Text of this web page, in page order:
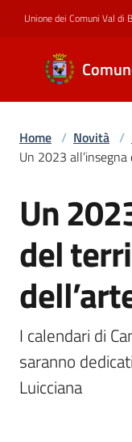
Unione dei Comuni Val di
Comune di
Cantagallo
Amministrazione
Novità
Servizi
Documenti
e
dati
Home / Novità /
Un 2023
Salta al contenuto
Un
del
I calendari di
saranno
Luicciana